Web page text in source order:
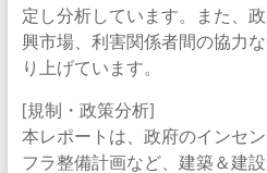
定し分析しています。また、
興市場、利害関係者間の協力
り上げています。
[規制・政策分析]
本レポートは、政府のインセ
フラ整備計画など、建築＆建